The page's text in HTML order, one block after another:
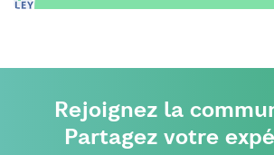
Rejoignez la
Partagez votre